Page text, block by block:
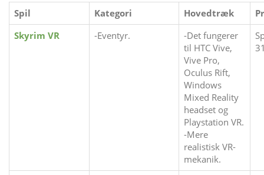
Spil Kategori Hovedtræk
Skyrim VR
-Eventyr.
-Det fungerer
til HTC Vive,
Vive Pro,
Oculus Rift,
Windows
Mixed Reality
headset og
Playstation VR.
-Mere
realistisk VR-
mekanik.